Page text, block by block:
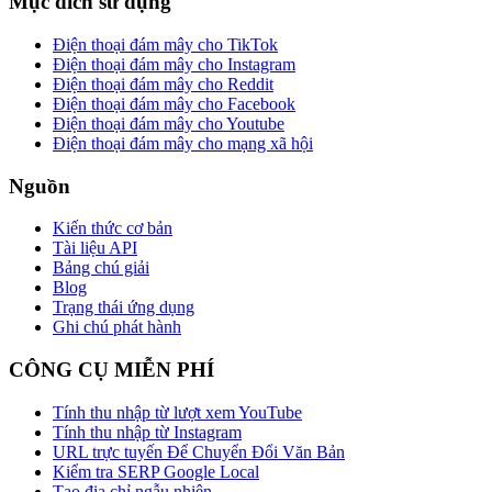
Điện thoại đám mây cho TikTok
Điện thoại đám mây cho Instagram
Điện thoại đám mây cho Reddit
Điện thoại đám mây cho Facebook
Điện thoại đám mây cho Youtube
Điện thoại đám mây cho mạng xã hội
Nguồn
Kiến thức cơ bản
Tài liệu API
Bảng chú giải
Blog
Trạng thái ứng dụng
Ghi chú phát hành
CÔNG CỤ MIỄN PHÍ
Tính thu nhập từ lượt xem YouTube
Tính thu nhập từ Instagram
URL trực tuyến Để Chuyển Đổi Văn Bản
Kiểm tra SERP Google Local